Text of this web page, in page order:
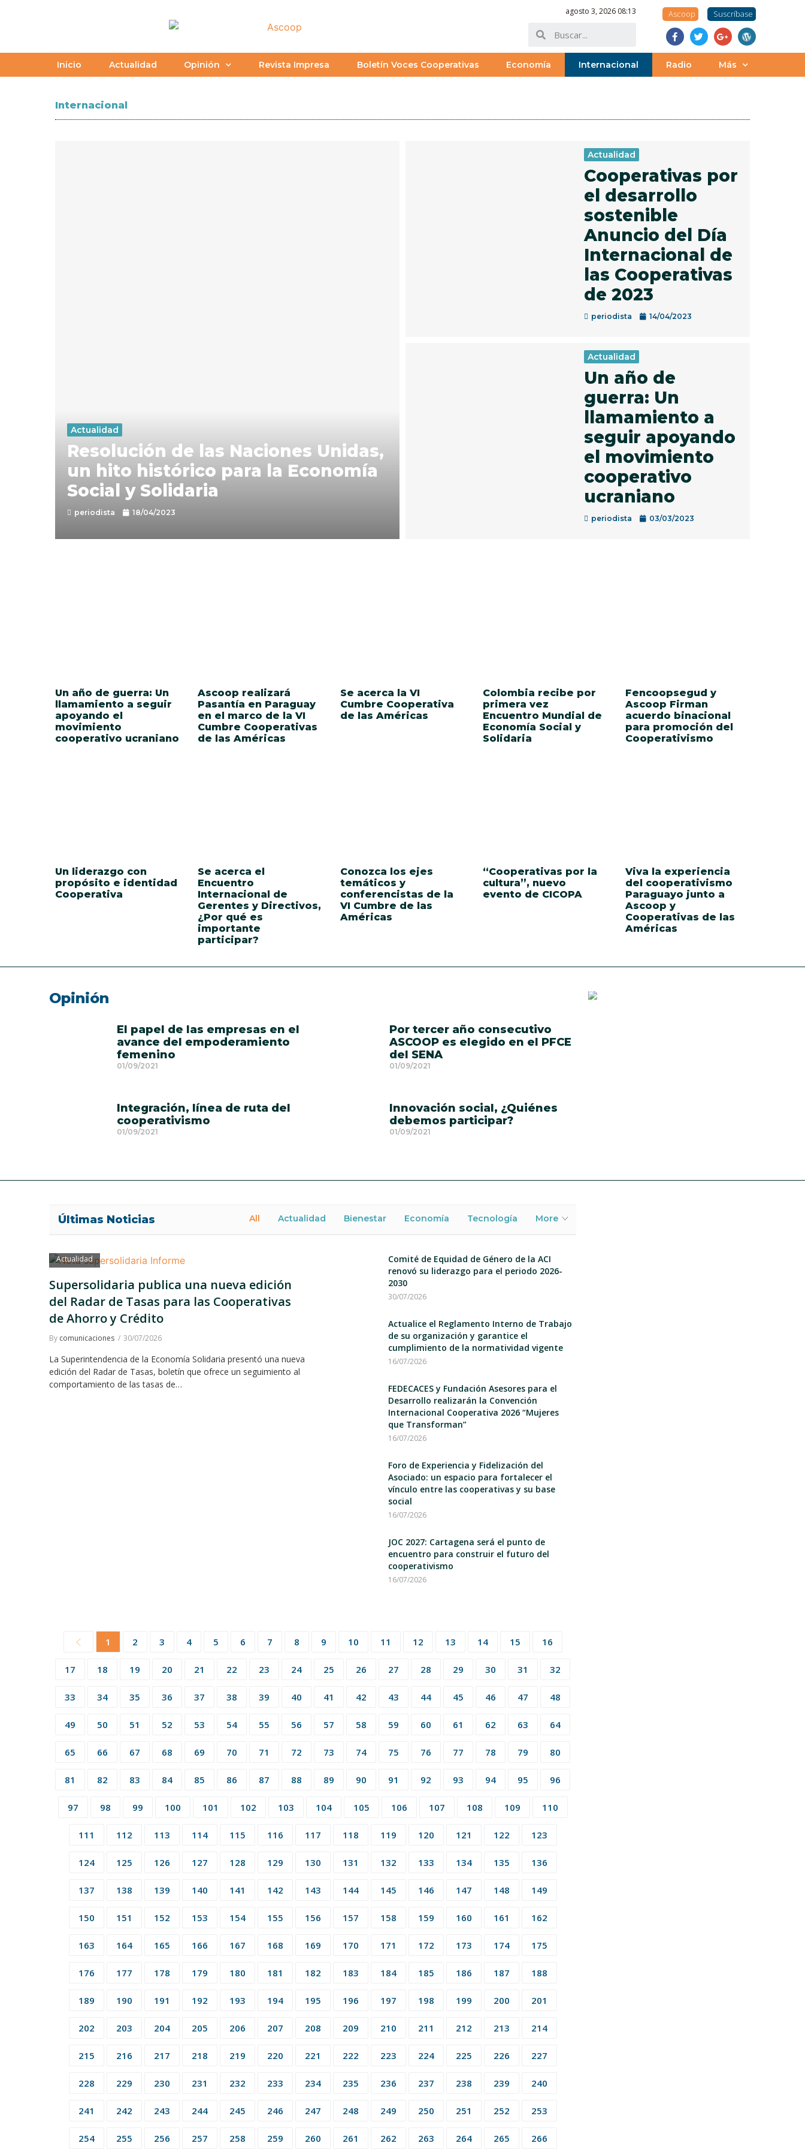
agosto 3, 2026 08:13 Ascoop Suscríbase
Inicio Actualidad Opinión Revista Impresa Boletín Voces Cooperativas Economía Internacional Radio Más
Internacional
Actualidad
Resolución de las Naciones Unidas,
un hito histórico para la Economía
Social y Solidaria
periodista 18/04/2023
Actualidad
Cooperativas por
el desarrollo
sostenible
Anuncio del Día
Internacional de
las Cooperativas
de 2023
periodista 14/04/2023
Actualidad
Un año de
guerra: Un
llamamiento a
seguir apoyando
el movimiento
cooperativo
ucraniano
periodista 03/03/2023
Un año de guerra: Un
llamamiento a seguir
apoyando el
movimiento
cooperativo ucraniano
Ascoop realizará
Pasantía en Paraguay
en el marco de la VI
Cumbre Cooperativas
de las Américas
Se acerca la VI
Cumbre Cooperativa
de las Américas
Colombia recibe por
primera vez
Encuentro Mundial de
Economía Social y
Solidaria
Fencoopsegud y
Ascoop Firman
acuerdo binacional
para promoción del
Cooperativismo
Un liderazgo con
propósito e identidad
Cooperativa
Se acerca el
Encuentro
Internacional de
Gerentes y Directivos,
¿Por qué es
importante
participar?
Conozca los ejes
temáticos y
conferencistas de la
VI Cumbre de las
Américas
“Cooperativas por la
cultura”, nuevo
evento de CICOPA
Viva la experiencia
del cooperativismo
Paraguayo junto a
Ascoop y
Cooperativas de las
Américas
Opinión
El papel de las empresas en el
avance del empoderamiento
femenino
01/09/2021
Por tercer año consecutivo
ASCOOP es elegido en el PFCE
del SENA
01/09/2021
Integración, línea de ruta del
cooperativismo
01/09/2021
Innovación social, ¿Quiénes
debemos participar?
01/09/2021
Últimas Noticias All Actualidad Bienestar Economía Tecnología More
Actualidad
Supersolidaria publica una nueva edición
del Radar de Tasas para las Cooperativas
de Ahorro y Crédito
By comunicaciones 30/07/2026
La Superintendencia de la Economía Solidaria presentó una nueva
edición del Radar de Tasas, boletín que ofrece un seguimiento al
comportamiento de las tasas de…
Comité de Equidad de Género de la ACI
renovó su liderazgo para el periodo 2026-
2030
30/07/2026
Actualice el Reglamento Interno de Trabajo
de su organización y garantice el
cumplimiento de la normatividad vigente
16/07/2026
FEDECACES y Fundación Asesores para el
Desarrollo realizarán la Convención
Internacional Cooperativa 2026 “Mujeres
que Transforman”
16/07/2026
Foro de Experiencia y Fidelización del
Asociado: un espacio para fortalecer el
vínculo entre las cooperativas y su base
social
16/07/2026
JOC 2027: Cartagena será el punto de
encuentro para construir el futuro del
cooperativismo
16/07/2026
1 2 3 4 5 6 7 8 9 10 11 12 13 14 15 16
17 18 19 20 21 22 23 24 25 26 27 28 29 30 31 32
33 34 35 36 37 38 39 40 41 42 43 44 45 46 47 48
49 50 51 52 53 54 55 56 57 58 59 60 61 62 63 64
65 66 67 68 69 70 71 72 73 74 75 76 77 78 79 80
81 82 83 84 85 86 87 88 89 90 91 92 93 94 95 96
97 98 99 100 101 102 103 104 105 106 107 108 109 110
111 112 113 114 115 116 117 118 119 120 121 122 123
124 125 126 127 128 129 130 131 132 133 134 135 136
137 138 139 140 141 142 143 144 145 146 147 148 149
150 151 152 153 154 155 156 157 158 159 160 161 162
163 164 165 166 167 168 169 170 171 172 173 174 175
176 177 178 179 180 181 182 183 184 185 186 187 188
189 190 191 192 193 194 195 196 197 198 199 200 201
202 203 204 205 206 207 208 209 210 211 212 213 214
215 216 217 218 219 220 221 222 223 224 225 226 227
228 229 230 231 232 233 234 235 236 237 238 239 240
241 242 243 244 245 246 247 248 249 250 251 252 253
254 255 256 257 258 259 260 261 262 263 264 265 266